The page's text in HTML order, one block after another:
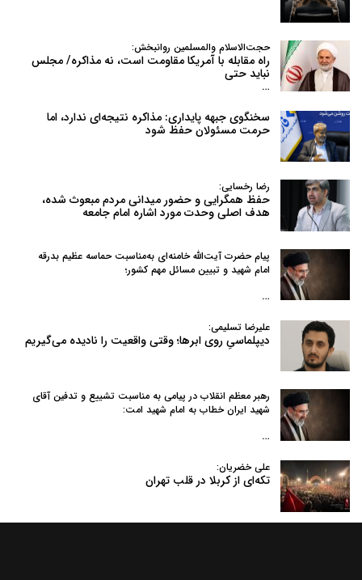
حجت‌الاسلام والمسلمین روانبخش:
راه مقابله با آمریکا مقاومت است، نه مذاکره/ مجلس
نباید حتی
…
سخنگوی جبهه پایداری: مذاکره نتیجه‌ای ندارد، اما
حرمت مسئولان حفظ شود
رضا رخسایی:
حفظ همگرایی و حضور میدانی مردم مبعوث شده،
هدف اصلی وحدت مورد اشاره امام جامعه
پیام حضرت آیت‌الله خامنه‌ای به‌مناسبت حماسه عظیم بدرقه
امام شهید و تبیین مسائل مهم کشور؛
…
علیرضا تسلیمی:
دیپلماسیِ روی ابرها؛ وقتی واقعیت را نادیده می‌گیریم
رهبر معظم انقلاب در پیامی به‌ مناسبت تشییع و تدفین آقای
شهید ایران خطاب به امام شهید امت:
…
علی خضریان:
تکه‌ای از کربلا در قلب تهران